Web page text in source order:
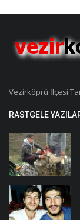
Vezirköprü İlçesi
RASTGELE